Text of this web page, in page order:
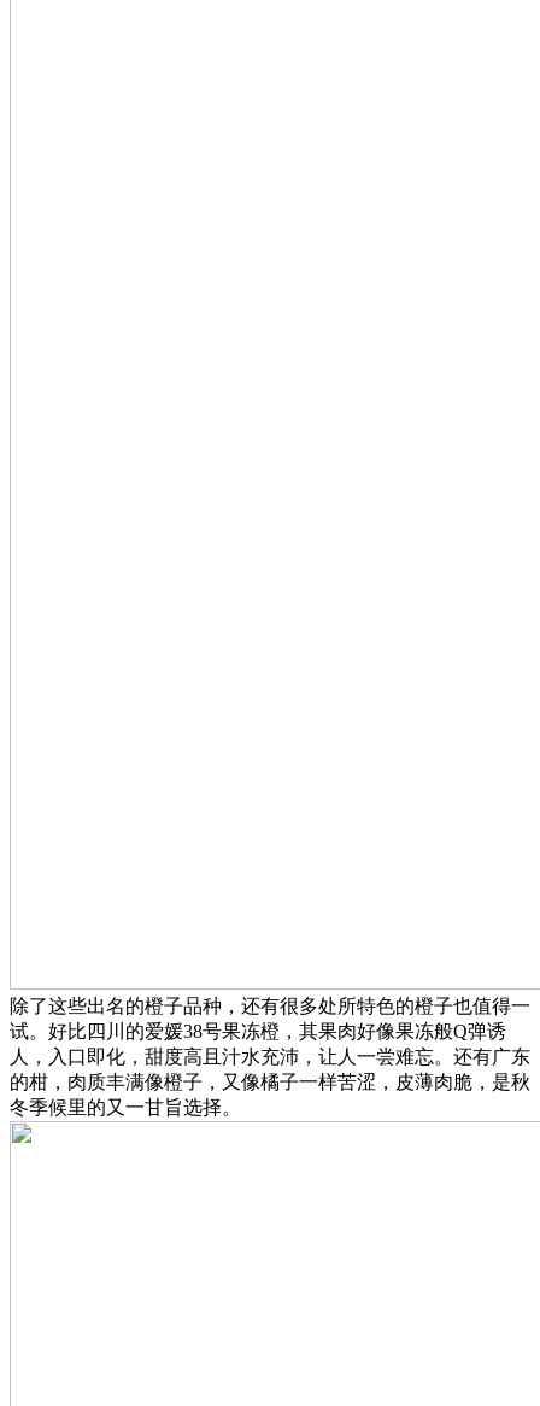
除了这些出名的橙子品种，还有很多处所特色的橙子也值得一
试。好比四川的爱媛38号果冻橙，其果肉好像果冻般Q弹诱
人，入口即化，甜度高且汁水充沛，让人一尝难忘。还有广东
的柑，肉质丰满像橙子，又像橘子一样苦涩，皮薄肉脆，是秋
冬季候里的又一甘旨选择。